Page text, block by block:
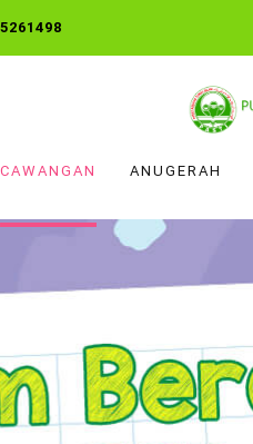
CAWANGAN ANUGERAH